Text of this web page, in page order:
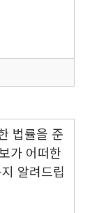
함)와 상
.
체결하고
사"가 승
법률을 준
가 어떠한
알려드립